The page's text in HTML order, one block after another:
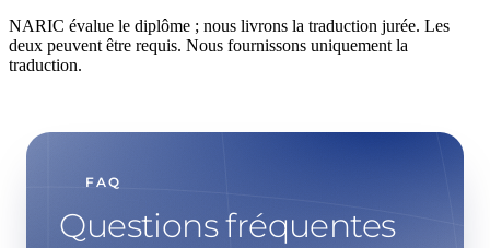
NARIC évalue le diplôme ; nous livrons la traduction jurée. Les
deux peuvent être requis. Nous fournissons uniquement la
traduction.
FAQ
Questions fréquentes